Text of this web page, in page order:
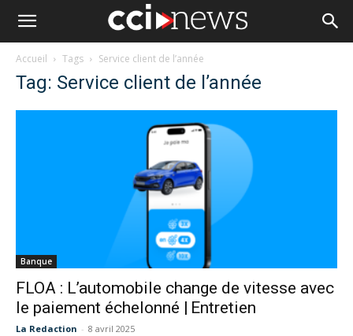
Accueil Tags Service client de l’année
Tag: Service client de l’année
Banque
FLOA : L’automobile change de vitesse avec
le paiement échelonné | Entretien
La Redaction - 8 avril 2025